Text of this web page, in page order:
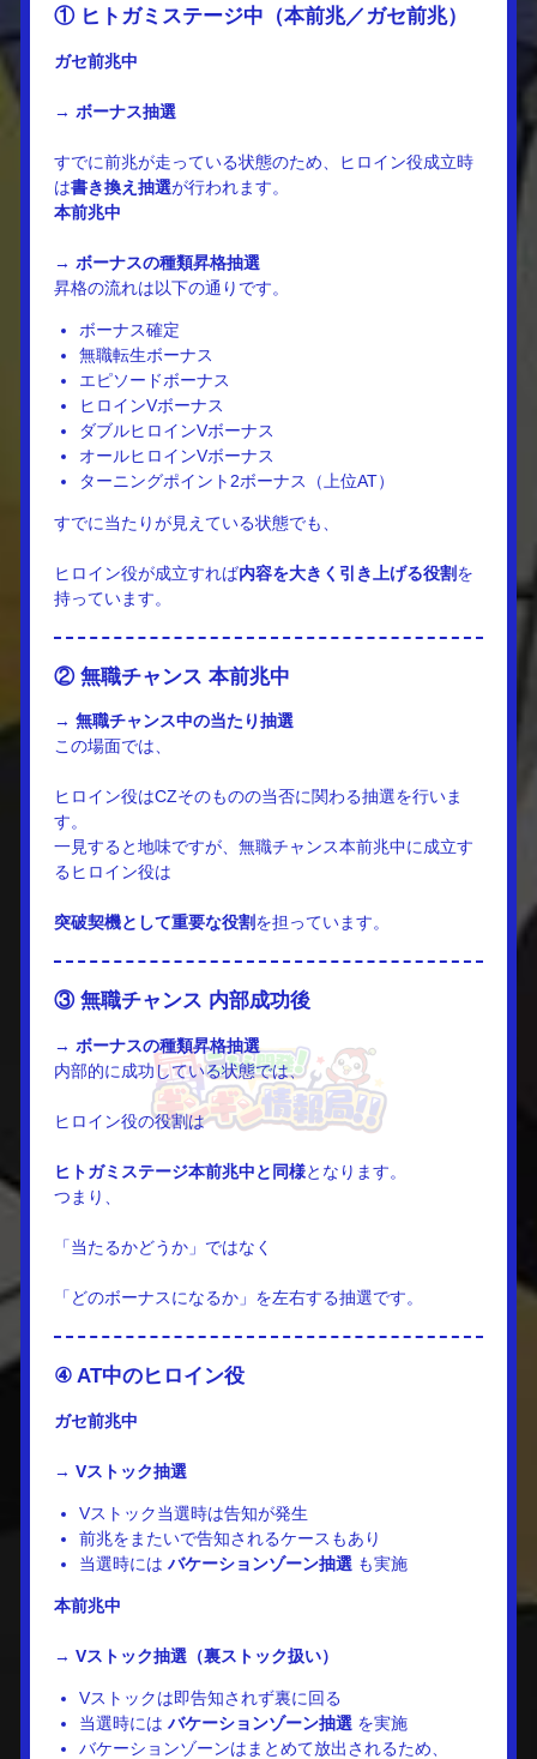
① ヒトガミステージ中（本前兆／ガセ前兆）
ガセ前兆中
→ ボーナス抽選
すでに前兆が走っている状態のため、ヒロイン役成立時
は書き換え抽選が行われます。
本前兆中
→ ボーナスの種類昇格抽選
昇格の流れは以下の通りです。
ボーナス確定
無職転生ボーナス
エピソードボーナス
ヒロインVボーナス
ダブルヒロインVボーナス
オールヒロインVボーナス
ターニングポイント2ボーナス（上位AT）
すでに当たりが見えている状態でも、
ヒロイン役が成立すれば内容を大きく引き上げる役割を
持っています。
② 無職チャンス 本前兆中
→ 無職チャンス中の当たり抽選
この場面では、
ヒロイン役はCZそのものの当否に関わる抽選を行いま
す。
一見すると地味ですが、無職チャンス本前兆中に成立す
るヒロイン役は
突破契機として重要な役割を担っています。
③ 無職チャンス 内部成功後
→ ボーナスの種類昇格抽選
内部的に成功している状態では、
ヒロイン役の役割は
ヒトガミステージ本前兆中と同様となります。
つまり、
「当たるかどうか」ではなく
「どのボーナスになるか」を左右する抽選です。
④ AT中のヒロイン役
ガセ前兆中
→ Vストック抽選
Vストック当選時は告知が発生
前兆をまたいで告知されるケースもあり
当選時には バケーションゾーン抽選 も実施
本前兆中
→ Vストック抽選（裏ストック扱い）
Vストックは即告知されず裏に回る
当選時には バケーションゾーン抽選 を実施
バケーションゾーンはまとめて放出されるため、